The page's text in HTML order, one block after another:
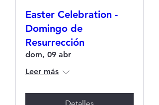
Easter Celebration -
Domingo de
Resurrección
dom, 09 abr
Leer más
Detalles